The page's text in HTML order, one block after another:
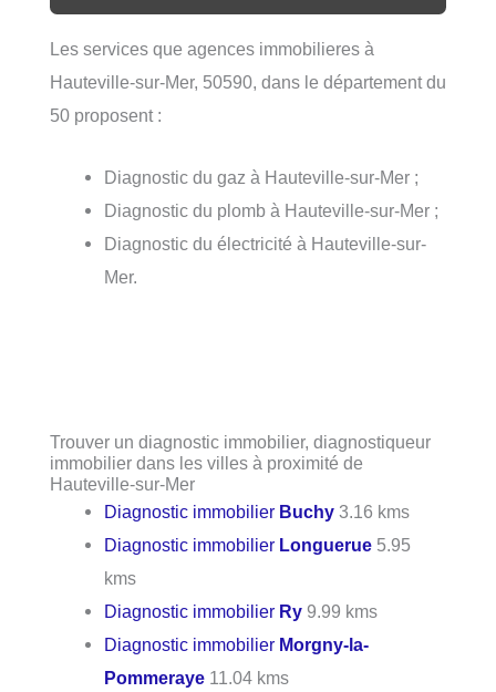
Les services que agences immobilieres à
Hauteville-sur-Mer, 50590, dans le département du
50 proposent :
Diagnostic du gaz à Hauteville-sur-Mer ;
Diagnostic du plomb à Hauteville-sur-Mer ;
Diagnostic du électricité à Hauteville-sur-
Mer.
Trouver un diagnostic immobilier, diagnostiqueur
immobilier dans les villes à proximité de
Hauteville-sur-Mer
Diagnostic immobilier Buchy 3.16 kms
Diagnostic immobilier Longuerue 5.95
kms
Diagnostic immobilier Ry 9.99 kms
Diagnostic immobilier Morgny-la-
Pommeraye 11.04 kms